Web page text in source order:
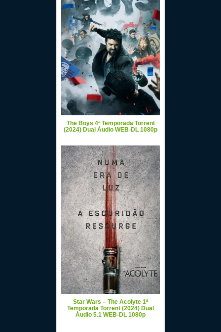
The Boys 4ª Temporada Torrent
(2024) Dual Áudio WEB-DL 1080p
Star Wars – The Acolyte 1ª
Temporada Torrent (2024) Dual
Áudio 5.1 WEB-DL 1080p